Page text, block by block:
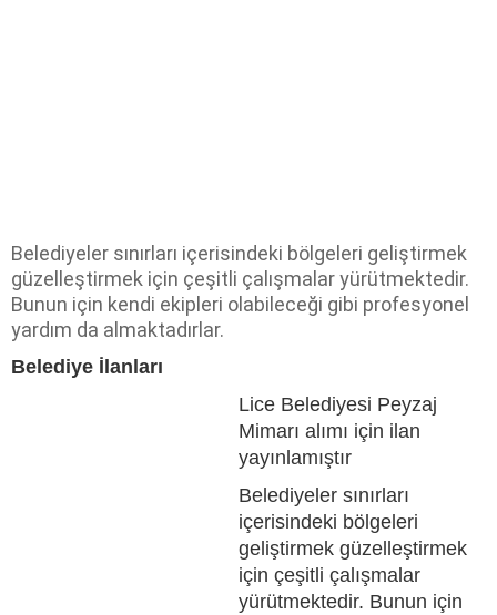
Belediyeler sınırları içerisindeki bölgeleri geliştirmek
güzelleştirmek için çeşitli çalışmalar yürütmektedir.
Bunun için kendi ekipleri olabileceği gibi profesyonel
yardım da almaktadırlar.
Belediye İlanları
Lice Belediyesi Peyzaj
Mimarı alımı için ilan
yayınlamıştır
Belediyeler sınırları
içerisindeki bölgeleri
geliştirmek güzelleştirmek
için çeşitli çalışmalar
yürütmektedir. Bunun için